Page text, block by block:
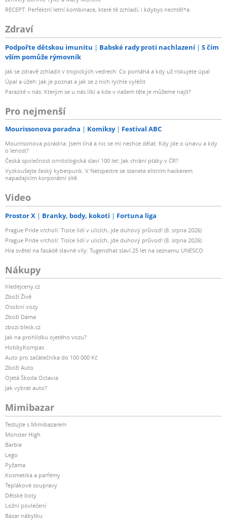
RECEPT: Perfektní letní kombinace, které tě zchladí, i kdybys nechtěl*a
Zdraví
Podpořte dětskou imunitu Babské rady proti nachlazení
S čím
vším pomůže rýmovník
Jak se zdravě zchladit v tropických vedrech: Co pomáhá a kdy už riskujete úpal
Úpal a úžeh: Jak je poznat a jak se z nich rychle vyléčit
Parazité v nás: Kterým se u nás líbí a kde v našem těle je můžeme najít?
Pro nejmenší
Mourissonova poradna Komiksy Festival ABC
Mourrisonova poradna: Jsem líná a nic se mi nechce dělat: Kdy jde o únavu a kdy
o lenost?
Česká společnost ornitologická slaví 100 let: Jak chrání ptáky v ČR?
Vyzkoušejte český kyberpunk. V Netspectre se stanete elitním hackerem
napadajícím korporátní sítě
Video
Prostor X Branky, body, kokoti Fortuna liga
Prague Pride vrcholí: Tisíce lidí v ulicích, jde duhový průvod! (8. srpna 2026)
Prague Pride vrcholí: Tisíce lidí v ulicích, jde duhový průvod! (8. srpna 2026)
Hra světel na fasádě slavné vily: Tugendhat slaví 25 let na seznamu UNESCO
Nákupy
hledejceny.cz
Zboží Živě
Osobní vozy
Zboží Dáma
zbozi.blesk.cz
Jak na prohlídku ojetého vozu?
HobbyKompas
Auto pro začátečníka do 100 000 Kč
Zboží Auto
Ojetá Škoda Octavia
Jak vybrat auto?
Mimibazar
Testujte s Mimibazarem
Monster High
Barbie
Lego
Pyžama
Kosmetika a parfémy
Teplákové soupravy
Dětské boty
Ložní povlečení
Bazar nábytku